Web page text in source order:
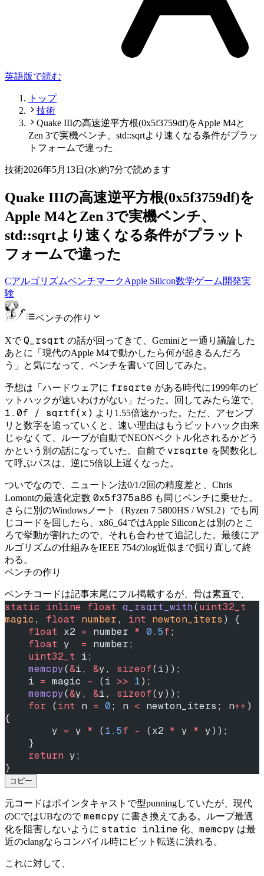
英語版で読む
トップ
技術
Quake IIIの高速逆平方根(0x5f3759df)をApple M4と
Zen 3で実機ベンチ、std::sqrtより速くなる条件がプラッ
トフォームで違った
技術2026年5月13日(水)約7分で読めます
Quake IIIの高速逆平方根(0x5f3759df)を
Apple M4とZen 3で実機ベンチ、
std::sqrtより速くなる条件がプラット
フォームで違った
CアルゴリズムベンチマークApple Silicon数学ゲーム開発実
験
ベンチの作り
XでQ_rsqrt の話が回ってきて、Geminiと一通り議論した
あとに「現代のApple M4で動かしたら何が起きるんだろ
う」と気になって、ベンチを書いて回してみた。
予想は「ハードウェアに frsqrte がある時代に1999年のビ
ットハックが速いわけがない」だった。回してみたら逆で、
1.0f / sqrtf(x) より1.55倍速かった。ただ、アセンブ
リと数字を追っていくと、速い理由はもうビットハック由来
じゃなくて、ループが自動でNEONベクトル化されるかどう
かという別の話になっていた。自前で vrsqrte を関数化し
て呼ぶパスは、逆に5倍以上遅くなった。
ついでなので、ニュートン法0/1/2回の精度差と、Chris
Lomontの最適化定数 0x5f375a86 も同じベンチに乗せた。
さらに別のWindowsノート（Ryzen 7 5800HS / WSL2）でも同
じコードを回したら、x86_64ではApple Siliconとは別のとこ
ろで挙動が割れたので、それも合わせて追記した。最後にア
ルゴリズムの仕組みをIEEE 754のlog近似まで掘り直して終
わる。
ベンチの作り
ベンチコードは記事末尾にフル掲載するが、骨は素直で、
static inline float q_rsqrt_with(uint32_t
magic , float number, int newton_iters ) {
    float
x2 = number * 0.5f;
    float
y = number;
    uint32_t
i;
    memcpy
(&i, &y, sizeof(i));
    i
= magic - (i >> 1);
    memcpy
(&y, &i, sizeof(y));
    for
(int n = 0; n < newton_iters; n++)
{
        y
= y * (1.5f - (x2 * y * y));
    }
    return
y;
}
コピー
元コードはポインタキャストで型punningしていたが、現代
のCではUBなのでmemcpy に書き換えてある。ループ最適
化を阻害しないように static inline 化、 memcpy は最
近のclangならコンパイル時にビット転送に潰れる。
これに対して、